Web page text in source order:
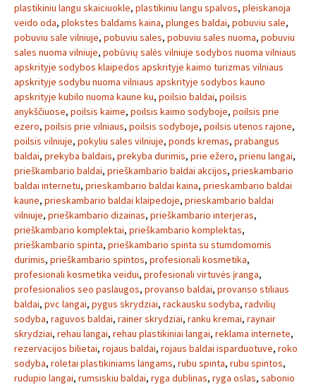
plastikiniu langu skaiciuokle, plastikiniu langu spalvos, pleiskanoja
veido oda, plokstes baldams kaina, plunges baldai, pobuviu sale,
pobuviu sale vilniuje, pobuviu sales, pobuviu sales nuoma, pobuviu
sales nuoma vilniuje, pobūvių salės vilniuje sodybos nuoma vilniaus
apskrityje sodybos klaipedos apskrityje kaimo turizmas vilniaus
apskrityje sodybu nuoma vilniaus apskrityje sodybos kauno
apskrityje kubilo nuoma kaune ku, poilsio baldai, poilsis
anykščiuose, poilsis kaime, poilsis kaimo sodyboje, poilsis prie
ezero, poilsis prie vilniaus, poilsis sodyboje, poilsis utenos rajone,
poilsis vilniuje, pokyliu sales vilniuje, ponds kremas, prabangus
baldai, prekyba baldais, prekyba durimis, prie ežero, prienu langai,
prieškambario baldai, prieškambario baldai akcijos, prieskambario
baldai internetu, prieskambario baldai kaina, prieskambario baldai
kaune, prieskambario baldai klaipedoje, prieskambario baldai
vilniuje, prieškambario dizainas, prieškambario interjeras,
prieškambario komplektai, prieškambario komplektas,
prieškambario spinta, prieškambario spinta su stumdomomis
durimis, prieškambario spintos, profesionali kosmetika,
profesionali kosmetika veidui, profesionali virtuvės įranga,
profesionalios seo paslaugos, provanso baldai, provanso stiliaus
baldai, pvc langai, pygus skrydziai, rackausku sodyba, radvilių
sodyba, raguvos baldai, rainer skrydziai, ranku kremai, raynair
skrydziai, rehau langai, rehau plastikiniai langai, reklama internete,
rezervacijos bilietai, rojaus baldai, rojaus baldai isparduotuve, roko
sodyba, roletai plastikiniams langams, rubu spinta, rubu spintos,
rudupio langai, rumsiskiu baldai, ryga dublinas, ryga oslas, sabonio